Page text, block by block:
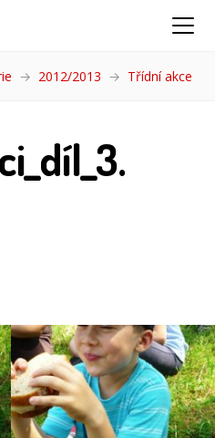
2012/2013 Třídní akce